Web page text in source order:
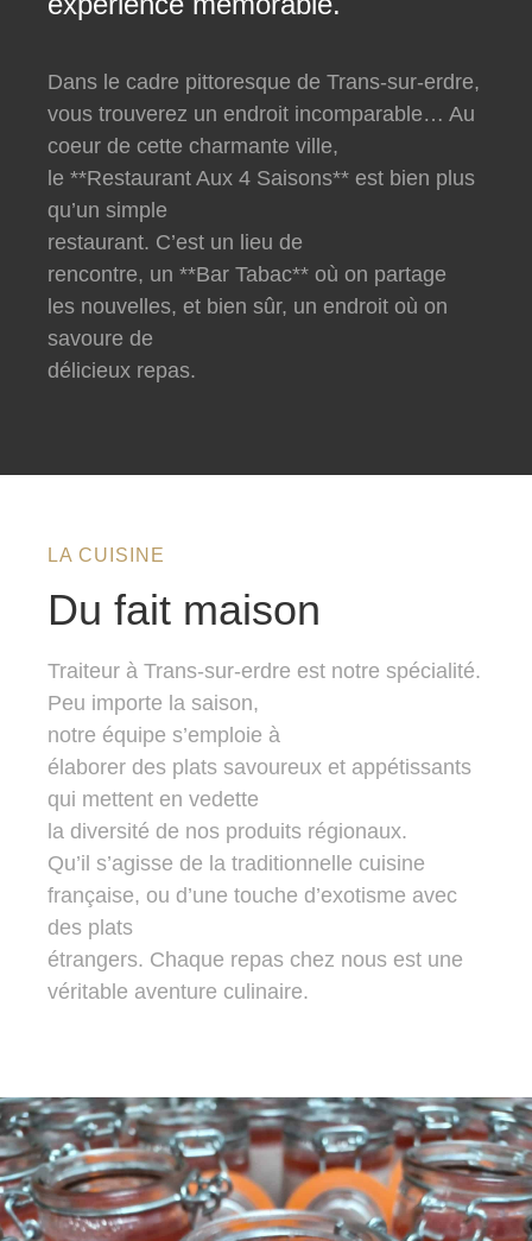
Dans le cadre pittoresque de Trans-sur-erdre,
vous trouverez un endroit incomparable… Au
coeur de cette charmante ville,
le **Restaurant Aux 4 Saisons** est bien plus
qu’un simple
restaurant. C’est un lieu de
rencontre, un **Bar Tabac** où on partage
les nouvelles, et bien sûr, un endroit où on
savoure de
délicieux repas.
LA CUISINE
Du fait maison
Traiteur à Trans-sur-erdre est notre spécialité.
Peu importe la saison,
notre équipe s’emploie à
élaborer des plats savoureux et appétissants
qui mettent en vedette
la diversité de nos produits régionaux.
Qu’il s’agisse de la traditionnelle cuisine
française, ou d’une touche d’exotisme avec
des plats
étrangers. Chaque repas chez nous est une
véritable aventure culinaire.